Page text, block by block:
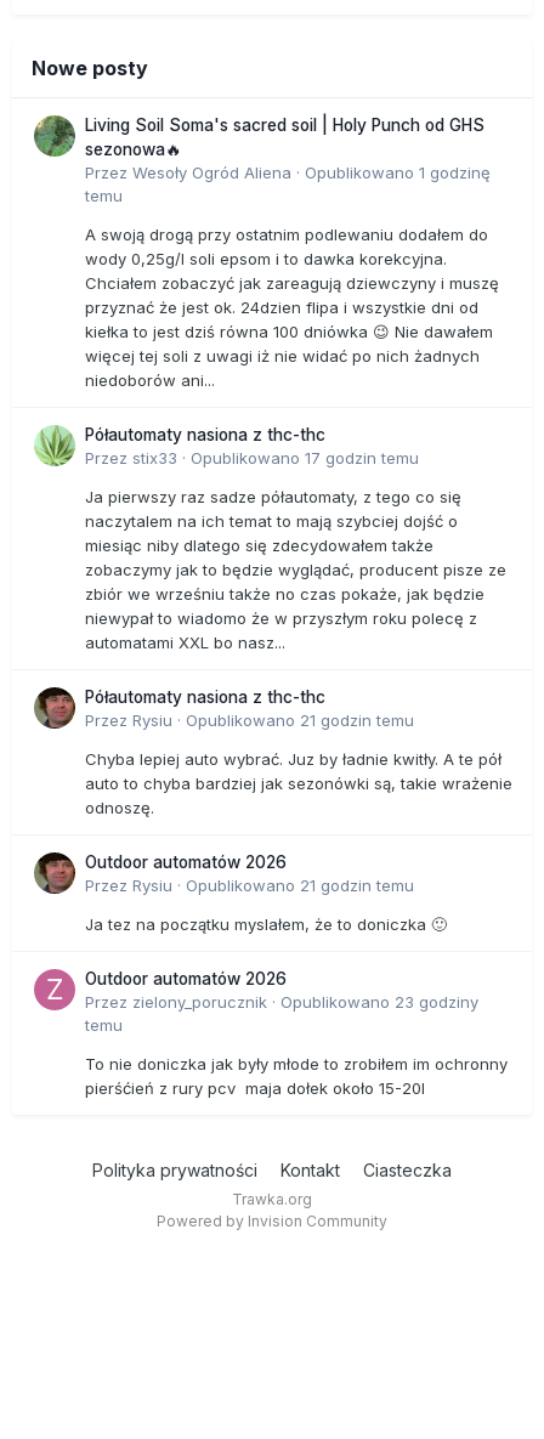
Nowe posty
Living Soil Soma's sacred soil | Holy Punch od GHS
sezonowa🔥
Przez Wesoły Ogród Aliena · Opublikowano 1 godzinę
temu
A swoją drogą przy ostatnim podlewaniu dodałem do
wody 0,25g/l soli epsom i to dawka korekcyjna.
Chciałem zobaczyć jak zareagują dziewczyny i muszę
przyznać że jest ok. 24dzien flipa i wszystkie dni od
kiełka to jest dziś równa 100 dniówka 😉 Nie dawałem
więcej tej soli z uwagi iż nie widać po nich żadnych
niedoborów ani...
Półautomaty nasiona z thc-thc
Przez stix33 · Opublikowano 17 godzin temu
Ja pierwszy raz sadze półautomaty, z tego co się
naczytalem na ich temat to mają szybciej dojść o
miesiąc niby dlatego się zdecydowałem także
zobaczymy jak to będzie wyglądać, producent pisze ze
zbiór we wrześniu także no czas pokaże, jak będzie
niewypał to wiadomo że w przyszłym roku polecę z
automatami XXL bo nasz...
Półautomaty nasiona z thc-thc
Przez Rysiu · Opublikowano 21 godzin temu
Chyba lepiej auto wybrać. Juz by ładnie kwitły. A te pół
auto to chyba bardziej jak sezonówki są, takie wrażenie
odnoszę.
Outdoor automatów 2026
Przez Rysiu · Opublikowano 21 godzin temu
Ja tez na początku myslałem, że to doniczka 🙂
Outdoor automatów 2026
Przez zielony_porucznik · Opublikowano 23 godziny
temu
To nie doniczka jak były młode to zrobiłem im ochronny
pierśćień z rury pcv maja dołek około 15-20l
Polityka prywatności Kontakt Ciasteczka
Trawka.org
Powered by Invision Community